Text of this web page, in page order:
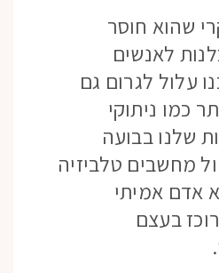
שהוא חוסר
לאנשים
עלול לגרום גם
כמו ניתוקי
שלנו בבועה
מחשבים טלביזיה
אדם אמיתי
בעצם